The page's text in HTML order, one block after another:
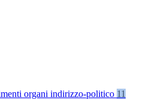
organi indirizzo-politico 11